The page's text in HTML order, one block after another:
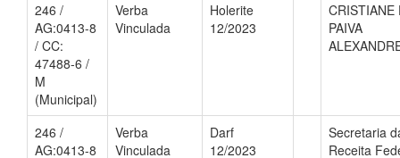
246 /
AG:0413-8
/ CC:
47488-6 /
M
(Municipal)
Verba
Vinculada
Holerite
12/2023
CRISTIANE
PAIVA
246 /
AG:0413-8
Verba
Vinculada
Darf
12/2023
Secretaria
Receita